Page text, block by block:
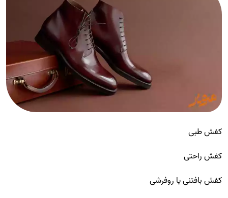
کفش طبی
کفش راحتی
کفش بافتنی یا روفرشی